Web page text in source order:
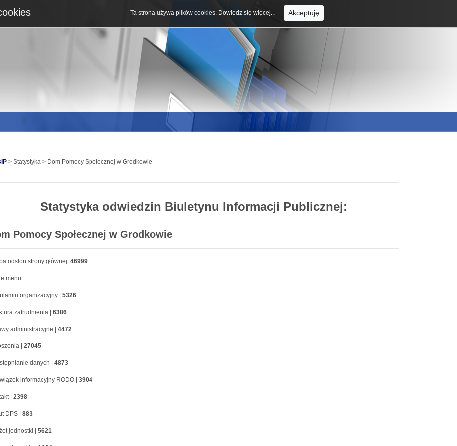
> Statystyka > Dom Pomocy Społecznej w Grodkowie
Statystyka odwiedzin Biuletynu Informacji Publicznej:
Pomocy Społecznej w Grodkowie
odsłon strony głównej: 46999
menu:
organizacyjny | 5326
zatrudnienia | 6386
administracyjne | 4472
| 27045
danych | 4873
informacyjny RODO | 3904
| 2398
DPS | 883
jednostki | 5621
Ta strona używa plików cookies. Dowiedz się więcej... Akceptuję